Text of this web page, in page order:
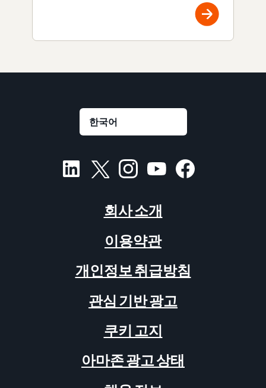
회사 소개
이용약관
개인정보 취급방침
관심 기반 광고
쿠키 고지
아마존 광고 상태